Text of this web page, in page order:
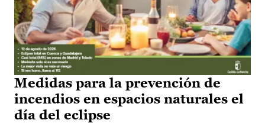
Medidas para la prevención de
incendios en espacios naturales el
día del eclipse